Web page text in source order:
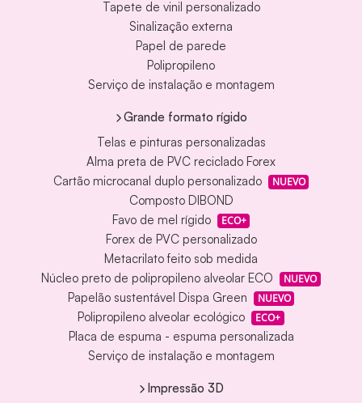
Tapete de vinil personalizado
Sinalização externa
Papel de parede
Polipropileno
Serviço de instalação e montagem
Grande formato rígido
Telas e pinturas personalizadas
Alma preta de PVC reciclado Forex
Cartão microcanal duplo personalizado
NUEVO
Composto DIBOND
Favo de mel rígido
ECO+
Forex de PVC personalizado
Metacrilato feito sob medida
Núcleo preto de polipropileno alveolar ECO
NUEVO
Papelão sustentável Dispa Green NUEVO
Polipropileno alveolar ecológico ECO+
Placa de espuma - espuma personalizada
Serviço de instalação e montagem
Impressão 3D